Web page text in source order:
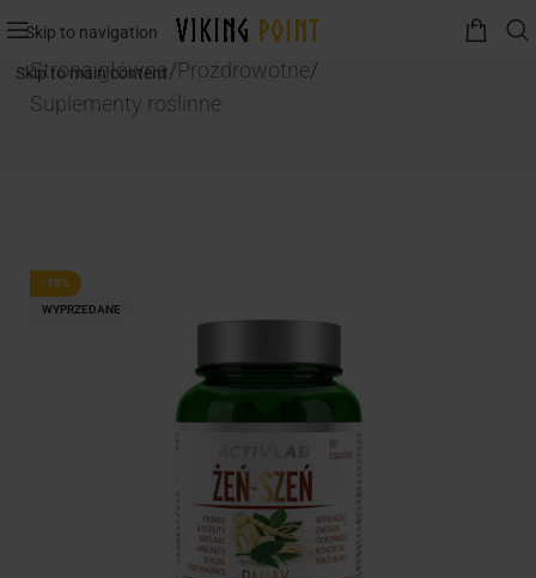
Skip to navigation
Skip to main content
Strona główna/Prozdrowotne/
Suplementy roślinne
-10%
WYPRZEDANE